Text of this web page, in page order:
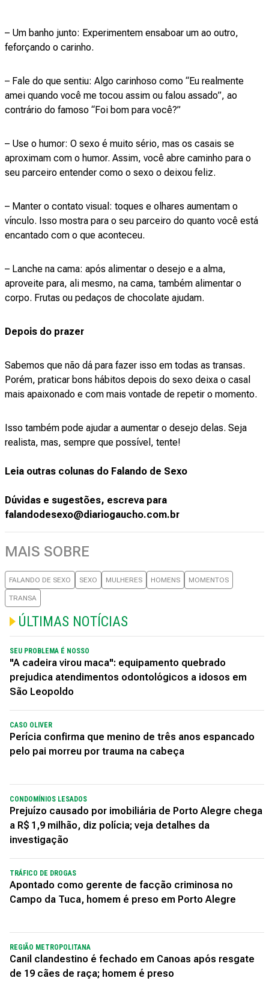
– Um banho junto: Experimentem ensaboar um ao outro,
feforçando o carinho.
– Fale do que sentiu: Algo carinhoso como “Eu realmente
amei quando você me tocou assim ou falou assado”, ao
contrário do famoso “Foi bom para você?”
– Use o humor: O sexo é muito sério, mas os casais se
aproximam com o humor. Assim, você abre caminho para o
seu parceiro entender como o sexo o deixou feliz.
– Manter o contato visual: toques e olhares aumentam o
vínculo. Isso mostra para o seu parceiro do quanto você está
encantado com o que aconteceu.
– Lanche na cama: após alimentar o desejo e a alma,
aproveite para, ali mesmo, na cama, também alimentar o
corpo. Frutas ou pedaços de chocolate ajudam.
Depois do prazer
Sabemos que não dá para fazer isso em todas as transas.
Porém, praticar bons hábitos depois do sexo deixa o casal
mais apaixonado e com mais vontade de repetir o momento.
Isso também pode ajudar a aumentar o desejo delas. Seja
realista, mas, sempre que possível, tente!
Leia outras colunas do Falando de Sexo
Dúvidas e sugestões, escreva para
falandodesexo@diariogaucho.com.br
MAIS SOBRE
FALANDO DE SEXO SEXO MULHERES HOMENS MOMENTOS
TRANSA
ÚLTIMAS NOTÍCIAS
SEU PROBLEMA É NOSSO
"A cadeira virou maca": equipamento quebrado
prejudica atendimentos odontológicos a idosos em
São Leopoldo
CASO OLIVER
Perícia confirma que menino de três anos espancado
pelo pai morreu por trauma na cabeça
CONDOMÍNIOS LESADOS
Prejuízo causado por imobiliária de Porto Alegre chega
a R$ 1,9 milhão, diz polícia; veja detalhes da
investigação
TRÁFICO DE DROGAS
Apontado como gerente de facção criminosa no
Campo da Tuca, homem é preso em Porto Alegre
REGIÃO METROPOLITANA
Canil clandestino é fechado em Canoas após resgate
de 19 cães de raça; homem é preso